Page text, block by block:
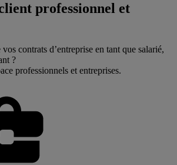
professionnel et
contrats d’entreprise en tant que salarié,
?
professionnels et entreprises.